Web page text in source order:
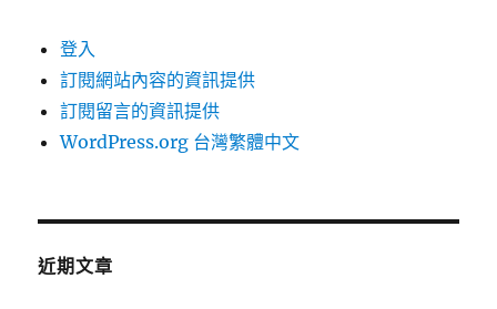
登入
訂閱網站內容的資訊提供
訂閱留言的資訊提供
WordPress.org 台灣繁體中文
近期文章